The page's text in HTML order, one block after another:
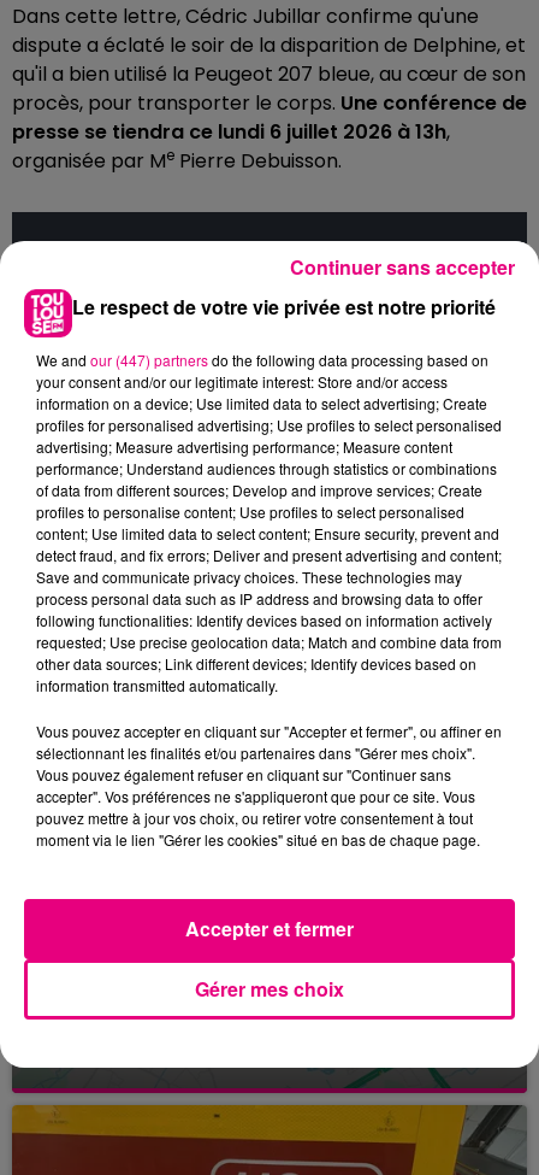
Dans cette lettre, Cédric Jubillar confirme qu'une
dispute a éclaté le soir de la disparition de Delphine, et
qu'il a bien utilisé la Peugeot 207 bleue, au cœur de son
procès, pour transporter le corps. Une conférence de
presse se tiendra ce lundi 6 juillet 2026 à 13h,
organisée par Me Pierre Debuisson.
Cet élément est masqué compte-tenu du refus
du dépôt de cookies que vous avez exprimé. Si
vous souhaitez l'afficher, merci de nous donner
dessous.
Afficher l'élément
Cédric Jubillar a été condamné le 17 octobre 2025 à
30 ans de réclusion criminellepar la cour d'assises du
Tarn, à Albi, pour le meurtre de Delphine Aussaguel. Il
devait être jugé en appel le 21 septembre 2026 à
Toulouse. L'artisan est incarcéré depuis juin 2021 à la
maison d'arrêt de Seysses (Haute-Garonne).
FILS D'ACTUS
INCENDIE À PLAISANCE-DU-TOUCH : DES
Alors que la Haute-Garonne est en vigilance
rouge pour risque très élevé de feux de forêt, un
nouvel incendie spectaculaire s'est déclaré ce
Le respect de votre vie privée est notre priorité
We and our (447) partnersdo the following data processing based on
your consent and/or our legitimate interest: Store and/or access
information on a device; Use limited data to select advertising; Create
profiles for personalised advertising; Use profiles to select personalised
advertising; Measure advertising performance; Measure content
performance; Understand audiences through statistics or combinations
of data from different sources; Develop and improve services; Create
profiles to personalise content; Use profiles to select personalised
content; Use limited data to select content; Ensure security, prevent and
detect fraud, and fix errors; Deliver and present advertising and content;
Save and communicate privacy choices. These technologies may
process personal data such as IP address and browsing data to offer
following functionalities: Identify devices based on information actively
requested; Use precise geolocation data; Match and combine data from
other data sources; Link different devices; Identify devices based on
information transmitted automatically.
Vous pouvez accepter en cliquant sur "Accepter et fermer", ou affiner en
sélectionnant les finalités et/ou partenaires dans "Gérer mes choix".
Vous pouvez également refuser en cliquant sur "Continuer sans
accepter". Vos préférences ne s'appliqueront que pour ce site. Vous
pouvez mettre à jour vos choix, ou retirer votre consentement à tout
moment via le lien "Gérer les cookies" situé en bas de chaque page.
Gérer mes choix
Accepter et fermer
Continuer sans accepter